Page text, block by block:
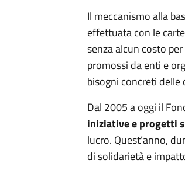
Il meccanismo alla
effettuata con le
senza alcun costo
promossi da enti e
bisogni concreti
Dal 2005 a oggi il
iniziative e progetti
lucro. Quest’anno,
di solidarietà e